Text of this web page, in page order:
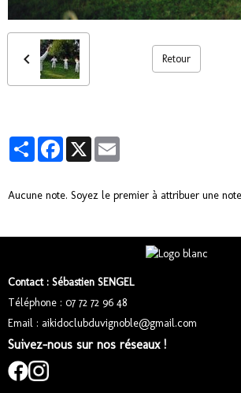
Retour
PartagerFacebook
X
Aucune note. Soyez le premier à attribuer une
Contact : Sébastien SENGEL
Téléphone : 07 72 72 96 48
Email : aikidoclubduvignoble@gmail.com
Suivez-nous sur nos réseaux !